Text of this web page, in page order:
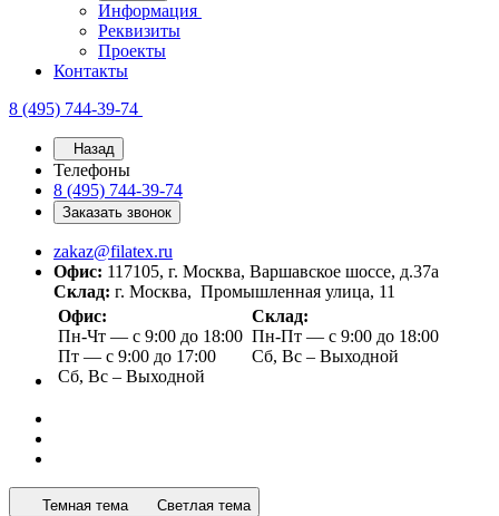
Информация
Реквизиты
Проекты
Контакты
8 (495) 744-39-74
Назад
Телефоны
8 (495) 744-39-74
Заказать звонок
zakaz@filatex.ru
Офис: 117105, г. Москва, Варшавское шоссе, д.37а
Склад: г. Москва, Промышленная улица, 11
Офис:
Пн-Чт — с 9:00 до 18:00
Пт — с 9:00 до 17:00
Сб, Вс – Выходной
Склад:
Пн-Пт — с 9:00 до 18:00
Сб, Вс – Выходной
Темная тема Светлая тема